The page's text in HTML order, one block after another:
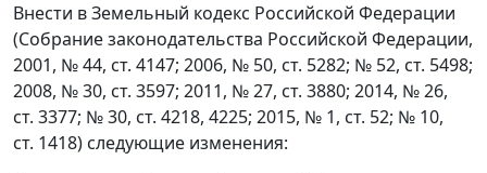
Внести в Земельный кодекс Российской Федерации
(Собрание законодательства Российской Федерации,
2001, № 44, ст. 4147; 2006, № 50, ст. 5282; № 52, ст. 5498;
2008, № 30, ст. 3597; 2011, № 27, ст. 3880; 2014, № 26,
ст. 3377; № 30, ст. 4218, 4225; 2015, № 1, ст. 52; № 10,
ст. 1418) следующие изменения: